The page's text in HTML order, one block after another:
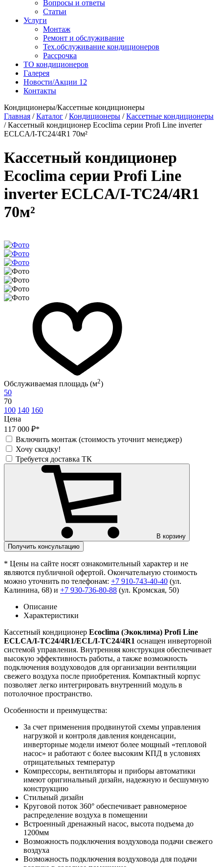
Вопросы и ответы
Статьи
Услуги
Монтаж
Ремонт и обслуживание
Тех.обслуживание кондиционеров
Рассрочка
ТО кондиционеров
Галерея
Новости/Акции 12
Контакты
Кондиционеры/Кассетные кондиционеры
Главная /Каталог /Кондиционеры /Кассетные кондиционеры
/Кассетный кондиционер Ecoclima серии Profi Line inverter
ECLCA/I-TC24/4R1 70м²
Кассетный кондиционер
Ecoclima серии Profi Line
inverter ECLCA/I-TC24/4R1
70м²
Обслуживаемая площадь (м2)
50
70
100 140 160
Цена
117 000 ₽*
Включить монтаж (стоимость уточнит менеджер)
Хочу скидку!
Требуется доставка ТК
В корзину
Получить консультацию
* Цены на сайте носят ознакомительный характер и не
являются публичной офертой. Окончательную стоимость
можно уточнить по телефонам: +7 910-743-40-40 (ул.
Калинина, 68) и +7 930-736-80-88 (ул. Кромская, 50)
Описание
Характеристики
Кассетный кондиционер Ecoclima (Экоклима) Profi Line
ECLCA/I-TC24/4R1/ECL/I-TC24/4R1 оснащен инверторной
системой управления. Внутренняя конструкция обеспечивает
высокую эффективность работы, а также возможность
подключения воздуховодов для организации вентиляции
свежего воздуха после приобретения. Компактный корпус
позволяет легко интегрировать внутренний модуль в
потолочное пространство.
Особенности и преимущества:
За счет применения продвинутой схемы управления
нагрузкой и контроля давления конденсации,
инверторные модели имеют более мощный «тепловой
насос» и работают с более высоким КПД в условиях
отрицательных температур
Компрессоры, вентиляторы и приборы автоматики
имеют оригинальный дизайн, надежную и бесшумную
конструкцию
Стильный дизайн
Круговой поток 360° обеспечивает равномерное
распределение воздуха в помещении
Встроенный дренажный насос, высота подъема до
1200мм
Возможность подключения воздуховода подачи свежего
воздуха
Возможность подключения воздуховода для подачи